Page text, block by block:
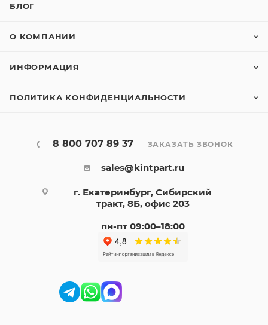
БЛОГ
О КОМПАНИИ
ИНФОРМАЦИЯ
ПОЛИТИКА КОНФИДЕНЦИАЛЬНОСТИ
8 800 707 89 37 ЗАКАЗАТЬ ЗВОНОК
sales@kintpart.ru
г. Екатеринбург, Сибирский
тракт, 8Б, офис 203
пн-пт 09:00–18:00